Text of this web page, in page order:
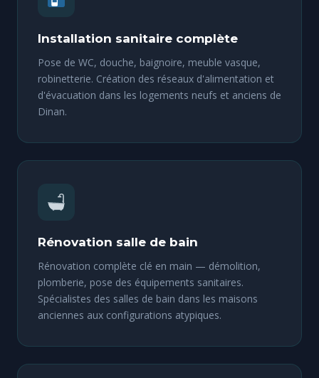
Installation sanitaire complète
Pose de WC, douche, baignoire, meuble vasque,
robinetterie. Création des réseaux d'alimentation et
d'évacuation dans les logements neufs et anciens de
Dinan.
Rénovation salle de bain
Rénovation complète clé en main — démolition,
plomberie, pose des équipements sanitaires.
Spécialistes des salles de bain dans les maisons
anciennes aux configurations atypiques.